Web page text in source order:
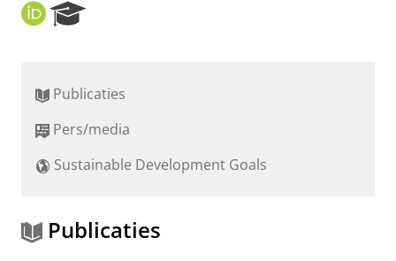
O
R
r
h
o
a
l
Publicaties
Pers/media
Sustainable Development Goals
Publicaties